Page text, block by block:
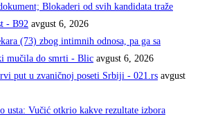
Blokaderi od svih kandidata traže
- B92 avgust 6, 2026
(73) zbog intimnih odnosa, pa ga sa
mučila do smrti - Blic avgust 6, 2026
put u zvaničnoj poseti Srbiji - 021.rs avgust
usta: Vučić otkrio kakve rezultate izbora